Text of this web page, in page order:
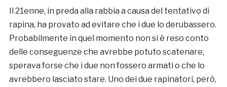
Il 21enne, in preda alla rabbia a causa del tentativo di
rapina, ha provato ad evitare che i due lo derubassero.
Probabilmente in quel momento non si è reso conto
delle conseguenze che avrebbe potuto scatenare,
sperava forse che i due non fossero armati o che lo
avrebbero lasciato stare. Uno dei due rapinatori, però,